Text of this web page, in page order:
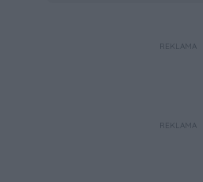
REKLAMA
REKLAMA